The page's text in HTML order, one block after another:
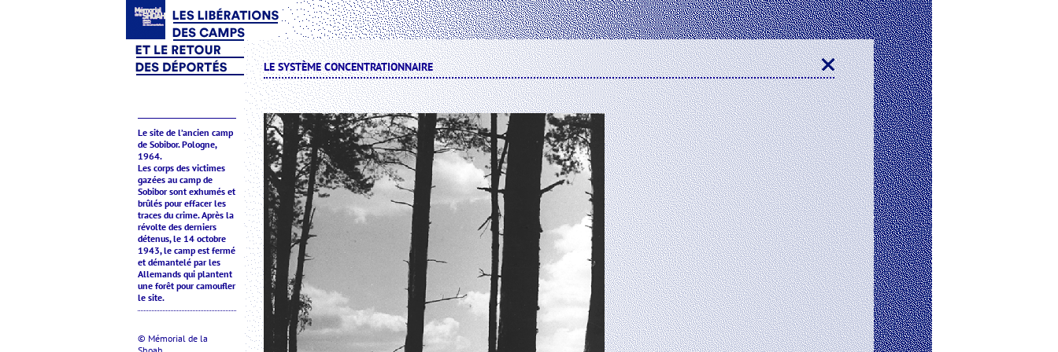
Le site de l’ancien camp
de Sobibor. Pologne,
1964.
Les corps des victimes
gazées au camp de
Sobibor sont exhumés et
brûlés pour effacer les
traces du crime. Après la
révolte des derniers
détenus, le 14 octobre
1943, le camp est fermé
et démantelé par les
Allemands qui plantent
une forêt pour camoufler
le site.
© Mémorial de la
LE SYSTÈME CONCENTRATIONNAIRE